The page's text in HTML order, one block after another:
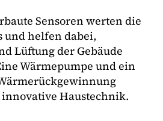
Sensoren werten die
und helfen dabei,
Lüftung der Gebäude
Wärmepumpe und ein
Haustechnik.